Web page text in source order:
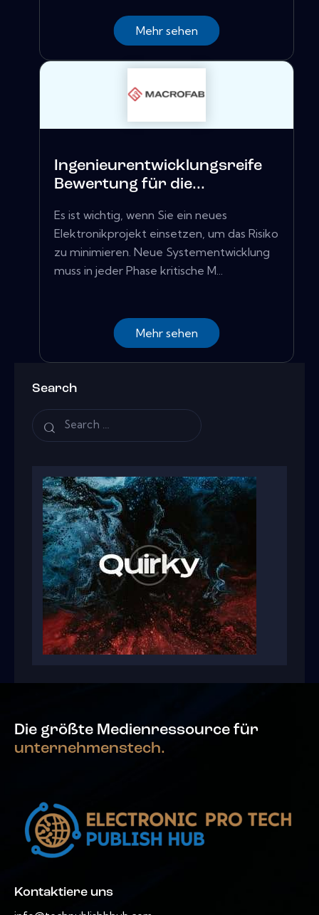
Mehr sehen
Ingenieurentwicklungsreife
Bewertung für die...
Es ist wichtig, wenn Sie ein neues
Elektronikprojekt einsetzen, um das Risiko
zu minimieren. Neue Systementwicklung
muss in jeder Phase kritische M...
Mehr sehen
Search
Die größte Medienressource für
unternehmenstech.
Kontaktiere uns